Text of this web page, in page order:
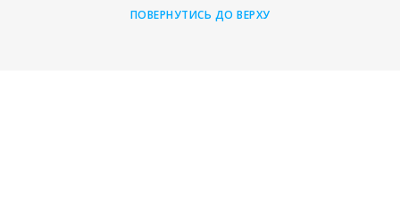
ПОВЕРНУТИСЬ ДО ВЕРХУ